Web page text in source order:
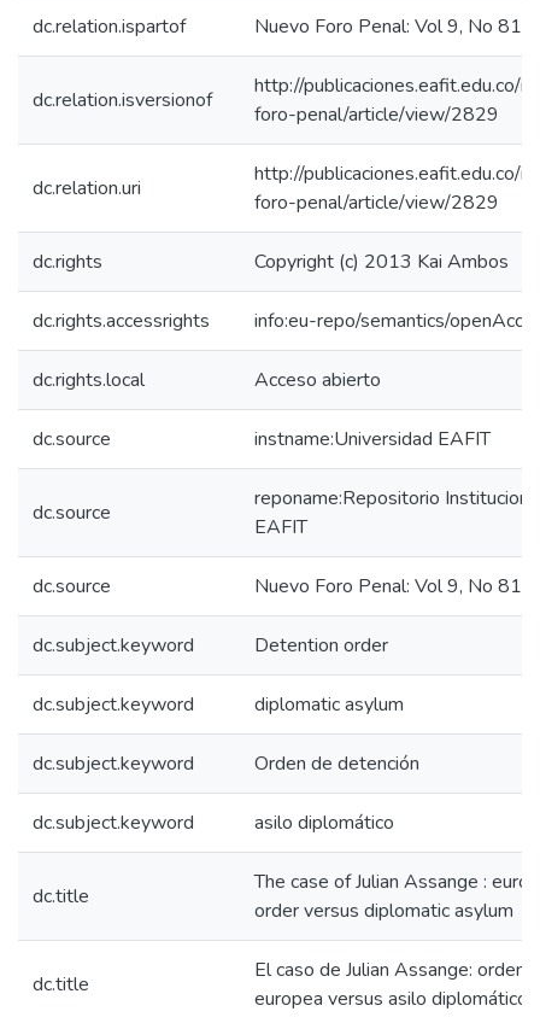
dc.relation.ispartof Nuevo Foro Penal: Vol 9, No 81
dc.relation.isversionof
http://publicaciones.eafit.edu.co/
foro-penal/article/view/2829
dc.relation.uri
http://publicaciones.eafit.edu.co/
foro-penal/article/view/2829
dc.rights Copyright (c) 2013 Kai Ambos
dc.rights.accessrights info:eu-repo/semantics/
dc.rights.local Acceso abierto
dc.source instname:Universidad EAFIT
dc.source
reponame:Repositorio
EAFIT
dc.source Nuevo Foro Penal: Vol 9, No 81
dc.subject.keyword Detention order
dc.subject.keyword diplomatic asylum
dc.subject.keyword Orden de detención
dc.subject.keyword asilo diplomático
dc.title
The case of Julian Assange :
order versus diplomatic asylum
dc.title
El caso de Julian Assange: orden
europea versus asilo diplomático